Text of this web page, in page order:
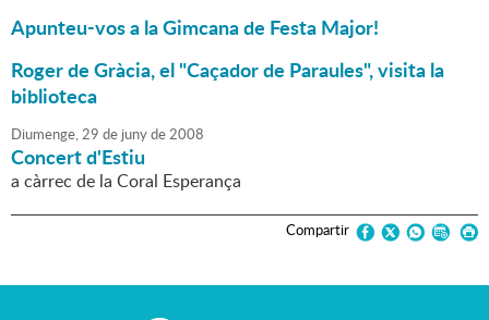
Apunteu-vos a la Gimcana de Festa Major!
Roger de Gràcia, el "Caçador de Paraules", visita la
biblioteca
Diumenge,29 de junyde2008
Concert d'Estiu
a càrrec de la Coral Esperança
Compartir